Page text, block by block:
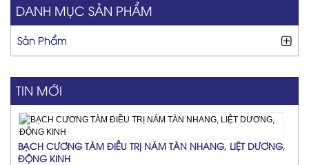
DANH MỤC SẢN PHẨM
Sản Phẩm
TIN MỚI
BẠCH CƯƠNG TÀM ĐIỀU TRỊ NÁM TÀN NHANG, LIỆT DƯƠNG,
ĐỘNG KINH